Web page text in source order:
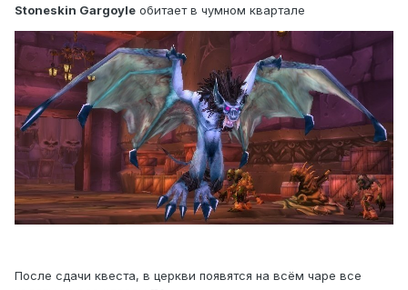
Stoneskin Gargoyle обитает в чумном квартале
После сдачи квеста, в церкви появятся на всём чаре все